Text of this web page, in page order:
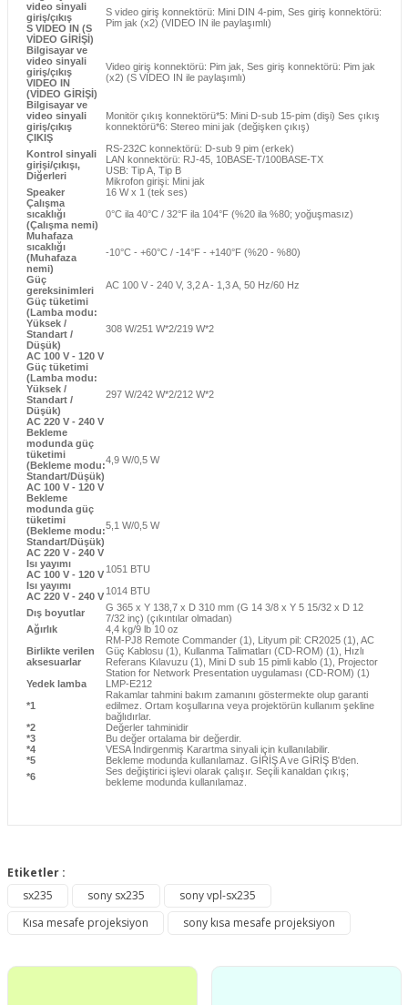
video sinyali
giriş/çıkış
S VIDEO IN (S
VİDEO GİRİŞİ)
S video giriş konnektörü: Mini DIN 4-pim, Ses giriş konnektörü:
Pim jak (x2) (VIDEO IN ile paylaşımlı)
Bilgisayar ve
video sinyali
giriş/çıkış
VIDEO IN
(VİDEO GİRİŞİ)
Video giriş konnektörü: Pim jak, Ses giriş konnektörü: Pim jak
(x2) (S VIDEO IN ile paylaşımlı)
Bilgisayar ve
video sinyali
giriş/çıkış
ÇIKIŞ
Monitör çıkış konnektörü*5: Mini D-sub 15-pim (dişi) Ses çıkış
konnektörü*6: Stereo mini jak (değişken çıkış)
Kontrol sinyali
girişi/çıkışı,
Diğerleri
RS-232C konnektörü: D-sub 9 pim (erkek)
LAN konnektörü: RJ-45, 10BASE-T/100BASE-TX
USB: Tip A, Tip B
Mikrofon girişi: Mini jak
Speaker
16 W x 1 (tek ses)
Çalışma
sıcaklığı
(Çalışma nemi)
0°C ila 40°C / 32°F ila 104°F (%20 ila %80; yoğuşmasız)
Muhafaza
sıcaklığı
(Muhafaza
nemi)
-10°C - +60°C / -14°F - +140°F (%20 - %80)
Güç
gereksinimleri
AC 100 V - 240 V, 3,2 A - 1,3 A, 50 Hz/60 Hz
Güç tüketimi
(Lamba modu:
Yüksek /
Standart /
Düşük)
AC 100 V - 120 V
308 W/251 W*2/219 W*2
Güç tüketimi
(Lamba modu:
Yüksek /
Standart /
Düşük)
AC 220 V - 240 V
297 W/242 W*2/212 W*2
Bekleme
modunda güç
tüketimi
(Bekleme modu:
Standart/Düşük)
AC 100 V - 120 V
4,9 W/0,5 W
Bekleme
modunda güç
tüketimi
(Bekleme modu:
Standart/Düşük)
AC 220 V - 240 V
5,1 W/0,5 W
Isı yayımı
AC 100 V - 120 V 1051 BTU
Isı yayımı
AC 220 V - 240 V 1014 BTU
Dış boyutlar
G 365 x Y 138,7 x D 310 mm (G 14 3/8 x Y 5 15/32 x D 12
7/32 inç) (çıkıntılar olmadan)
Ağırlık
4,4 kg/9 lb 10 oz
Birlikte verilen
aksesuarlar
RM-PJ8 Remote Commander (1), Lityum pil: CR2025 (1), AC
Güç Kablosu (1), Kullanma Talimatları (CD-ROM) (1), Hızlı
Referans Kılavuzu (1), Mini D sub 15 pimli kablo (1), Projector
Station for Network Presentation uygulaması (CD-ROM) (1)
Yedek lamba
LMP-E212
*1
Rakamlar tahmini bakım zamanını göstermekte olup garanti
edilmez. Ortam koşullarına veya projektörün kullanım şekline
bağlıdırlar.
*2
Değerler tahminidir
*3
Bu değer ortalama bir değerdir.
*4
VESA İndirgenmiş Karartma sinyali için kullanılabilir.
*5
Bekleme modunda kullanılamaz. GİRİŞ A ve GİRİŞ B'den.
*6
Ses değiştirici işlevi olarak çalışır. Seçili kanaldan çıkış;
bekleme modunda kullanılamaz.
Yorum Yaz
konularda yetersiz gördüğünüz noktaları öneri formunu
Görüş ve önerileriniz için teşekkür ederiz.
Ürün açıklamasında eksik bilgiler bulunuyor.
Etiketler :
sx235
sony sx235
sony vpl-sx235
Kısa mesafe projeksiyon
sony kısa mesafe projeksiyon